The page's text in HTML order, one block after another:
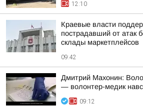
12:10
Краевые власти
пострадавший от атак
склады маркетплейсов
09:42
Дмитрий Махонин:
— волонтер-медик
09:12